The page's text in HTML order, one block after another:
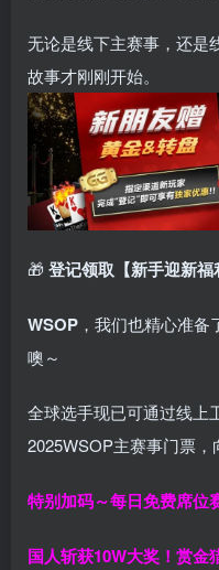
无论是线下主赛事，还是
故事才刚刚开始。
🎁 登记领取【新手迎新福
WSOP ，我们也精心准
噢～
全球选手现已可通过线上
2025WSOP主赛事门票，
特别加码～每日免费席位
国人斩获10W大奖！ 赏金